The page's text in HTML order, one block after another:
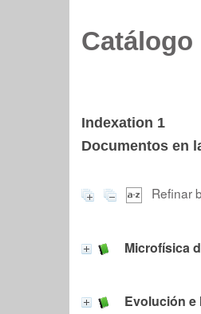
Catálogo
Indexation 1
Documentos en
Refinar
Microfísica
Evolución e